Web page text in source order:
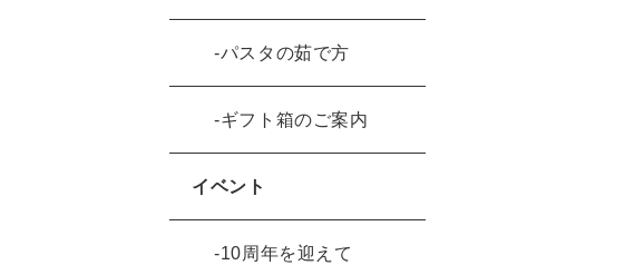
パスタの茹で方
ギフト箱のご案内
イベント
10周年を迎えて